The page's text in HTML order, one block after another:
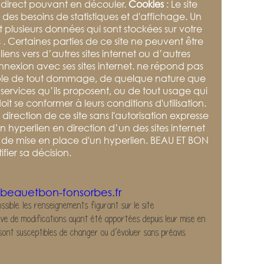
pouvant en découler. Cookies: Le site
besoins de statistiques et d'affichage. Un
données qui sont stockées sur votre
Certaines parties de ce site ne peuvent être
vers d’autres sites internet ou d’autres
avec ses sites internet. ne répond pas
de tout dommage, de quelque nature que
qu’ils proposent, ou de tout usage qui
se conformer à leurs conditions d'utilisation.
de ce site sans l'autorisation expresse
hyperlien en direction d’un des sites internet
mise en place d'un hyperlien. BEAU ET BON
sa décision.
fonsorbes.fr.
les renseignements figurant sur le site
de modifications ayant été apportées depuis leur mise en
susceptibles de changer ou d’évoluer sans préavis.